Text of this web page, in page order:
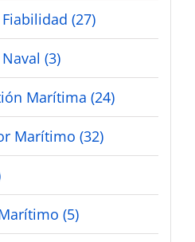
(27)
(3)
Marítima (24)
Marítimo (32)
(5)